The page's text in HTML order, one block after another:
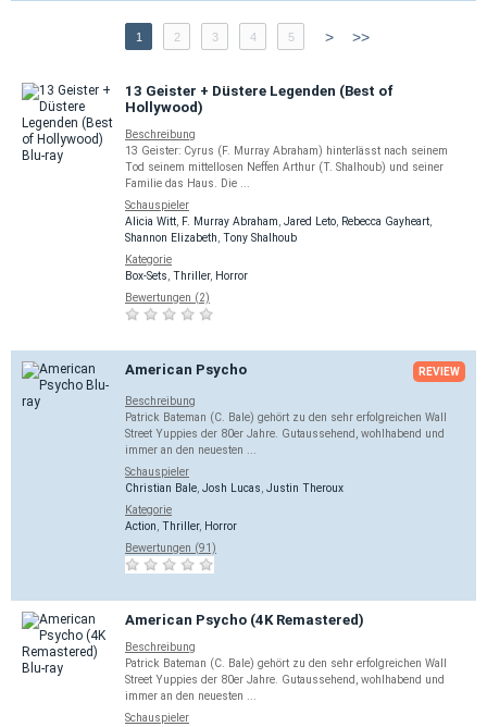
1 2 3 4 5 > >>
13 Geister + Düstere Legenden (Best of
Hollywood)
Beschreibung
13 Geister: Cyrus (F. Murray Abraham) hinterlässt nach seinem
Tod seinem mittellosen Neffen Arthur (T. Shalhoub) und seiner
Familie das Haus. Die ...
Schauspieler
Alicia Witt
F. Murray Abraham Jared Leto Rebecca Gayheart
Shannon Elizabeth Tony Shalhoub
Kategorie
Box-Sets Thriller, Horror
Bewertungen (2)
American Psycho REVIEW
Beschreibung
Patrick Bateman (C. Bale) gehört zu den sehr erfolgreichen Wall
Street Yuppies der 80er Jahre. Gutaussehend, wohlhabend und
immer an den neuesten ...
Schauspieler
Christian Bale Josh Lucas Justin Theroux
Kategorie
Action Thriller, Horror
Bewertungen (91)
American Psycho (4K Remastered)
Beschreibung
Patrick Bateman (C. Bale) gehört zu den sehr erfolgreichen Wall
Street Yuppies der 80er Jahre. Gutaussehend, wohlhabend und
immer an den neuesten ...
Schauspieler